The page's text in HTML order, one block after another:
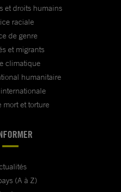
et droits humains
raciale
de genre
et migrants
climatique
humanitaire
mort et torture
(A à Z)